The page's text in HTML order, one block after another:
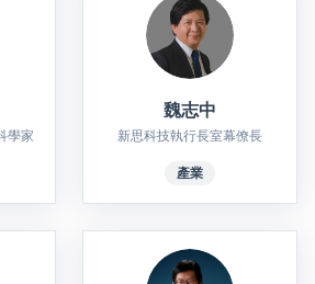
學家
魏志中
新思科技執行長室幕僚長
產業